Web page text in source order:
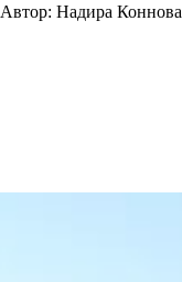
Автор: Надира Коннова